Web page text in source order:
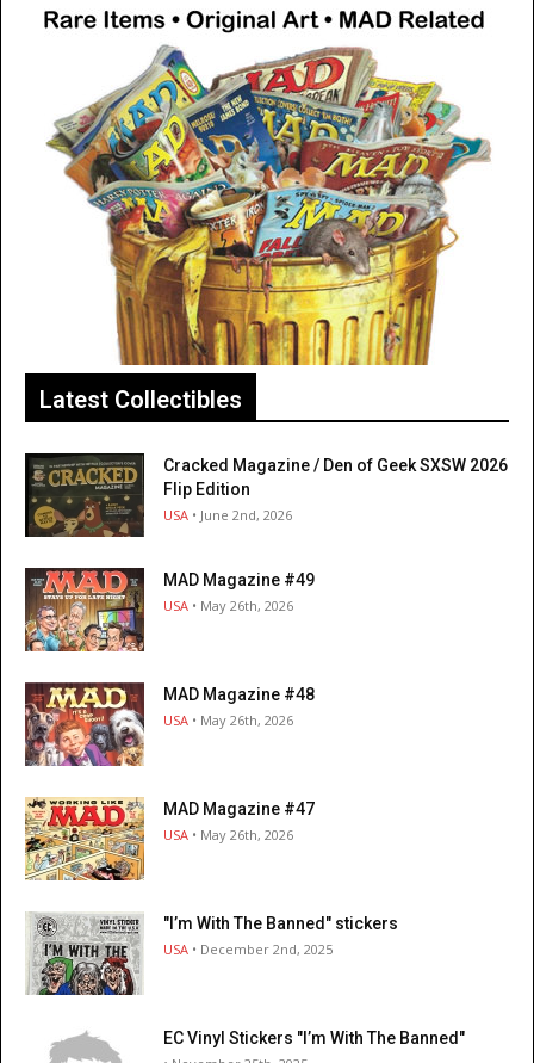
Latest Collectibles
Cracked Magazine / Den of Geek SXSW 2026
Flip Edition
USA • June 2nd, 2026
MAD Magazine #49
USA • May 26th, 2026
MAD Magazine #48
USA • May 26th, 2026
MAD Magazine #47
USA • May 26th, 2026
"I’m With The Banned" stickers
USA • December 2nd, 2025
EC Vinyl Stickers "I’m With The Banned"